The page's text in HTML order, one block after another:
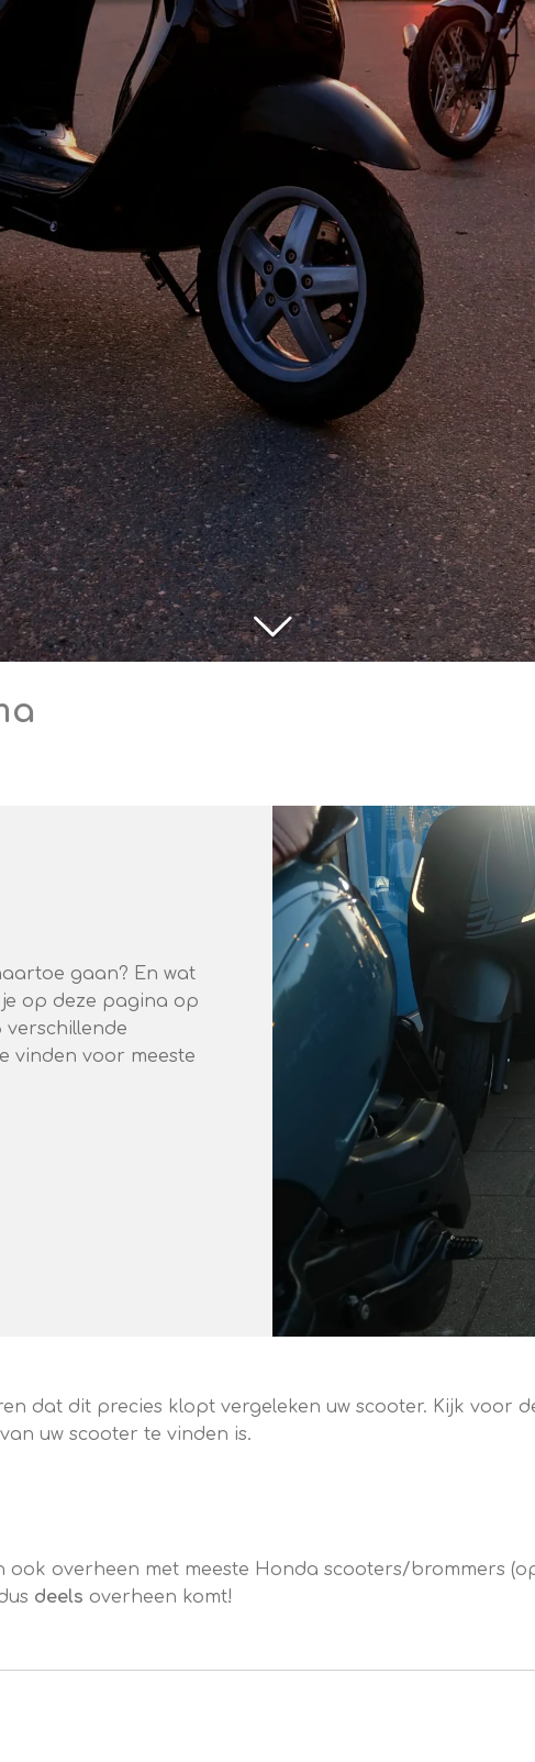
gaan? En wat
op deze pagina op
verschillende
vinden voor meeste
dat dit precies klopt vergeleken uw scooter. Kijk voor
uw scooter te vinden is.
ook overheen met meeste Honda scooters/brommers
deels overheen komt!